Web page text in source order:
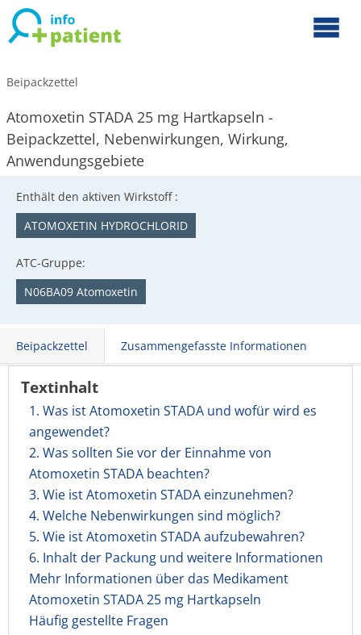
Beipackzettel
Atomoxetin STADA 25 mg Hartkapseln -
Beipackzettel, Nebenwirkungen, Wirkung,
Anwendungsgebiete
Enthält den aktiven Wirkstoff :
ATOMOXETIN HYDROCHLORID
ATC-Gruppe:
N06BA09 Atomoxetin
Beipackzettel Zusammengefasste Informationen
Textinhalt
1. Was ist Atomoxetin STADA und wofür wird es
angewendet?
2. Was sollten Sie vor der Einnahme von
Atomoxetin STADA beachten?
3. Wie ist Atomoxetin STADA einzunehmen?
4. Welche Nebenwirkungen sind möglich?
5. Wie ist Atomoxetin STADA aufzubewahren?
6. Inhalt der Packung und weitere Informationen
Mehr Informationen über das Medikament
Atomoxetin STADA 25 mg Hartkapseln
Häufig gestellte Fragen